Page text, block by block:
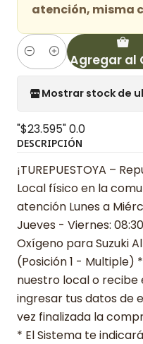
atención, misma
Cantidad Agregar al
Mostrar stock de
"$23.595"0.0
DESCRIPCIÓN
¡TUREPUESTOYA –
Local físico en la
atención Lunes a
Jueves - Viernes:
Oxígeno para Suzuki
(Posición 1 -
nuestro local o recibe
ingresar tus datos de
vez finalizada la
* El Sistema te